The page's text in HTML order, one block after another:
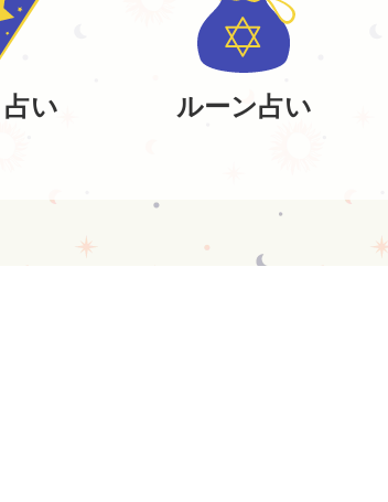
い ルーン占い